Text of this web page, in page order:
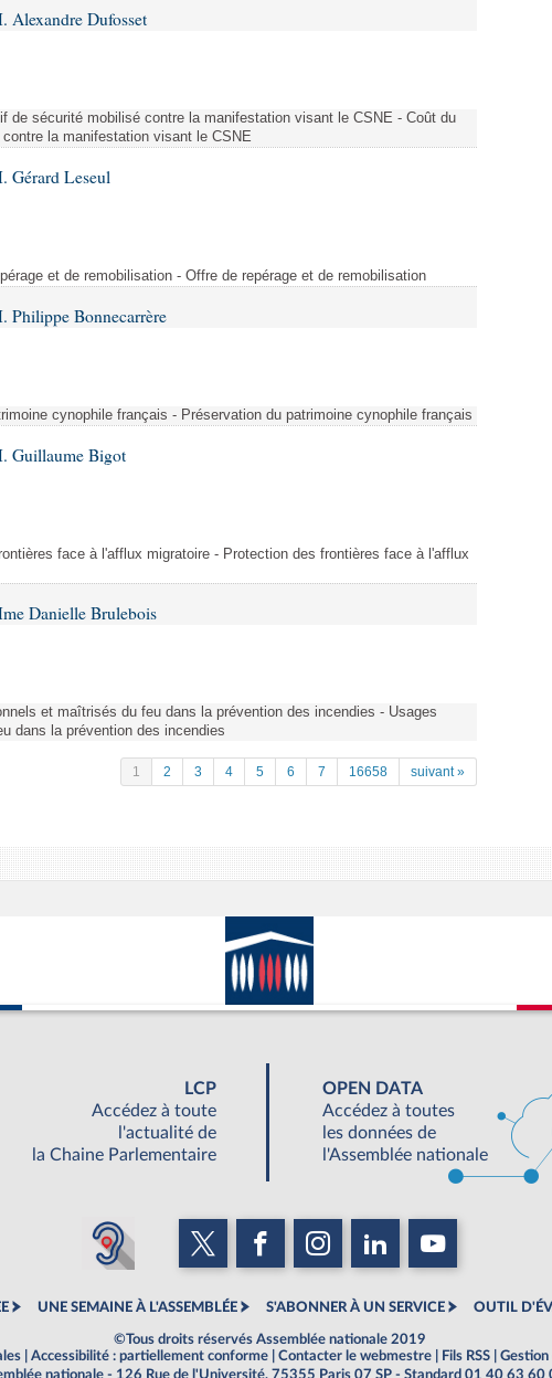
Alexandre Dufosset
de sécurité mobilisé contre la manifestation visant le CSNE - Coût du
la manifestation visant le CSNE
Gérard Leseul
et de remobilisation - Offre de repérage et de remobilisation
Philippe Bonnecarrère
cynophile français - Préservation du patrimoine cynophile français
Guillaume Bigot
face à l'afflux migratoire - Protection des frontières face à l'afflux
Danielle Brulebois
et maîtrisés du feu dans la prévention des incendies - Usages
dans la prévention des incendies
1 2 3 4 5 6 7 16658 suivant »
LCP
Accédez à toute
l'actualité de
la Chaine Parlementaire
OPEN DATA
Accédez à toutes
les données de
l'Assemblée nationale
UNE SEMAINE À L'ASSEMBLÉE S'ABONNER À UN SERVICE OUTIL
©Tous droits réservés Assemblée nationale 2019
Accessibilité : partiellement conforme Contacter le webmestre Fils RSS
Gestion
nationale - 126 Rue de l'Université, 75355 Paris 07 SP - Standard 01 40 63 60